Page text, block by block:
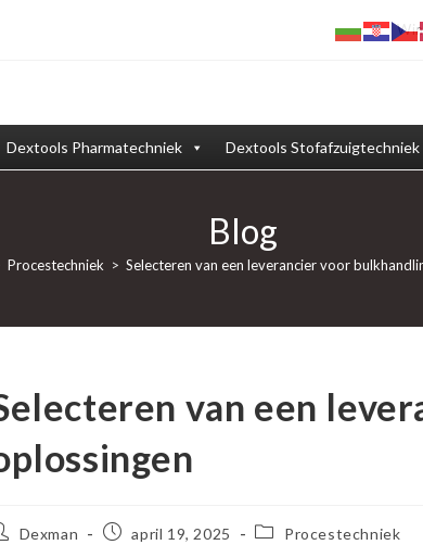
Dextools Pharmatechniek Dextools Stofafzuigtechniek
Blog
Procestechniek > Selecteren van een leverancier voor
van een
Dexman
Berichtapril 19, 2025 Berichtcategorie:
Procestechniek